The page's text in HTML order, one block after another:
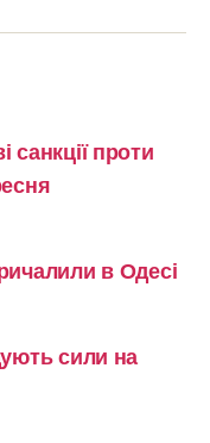
санкції проти
в Одесі
сили на